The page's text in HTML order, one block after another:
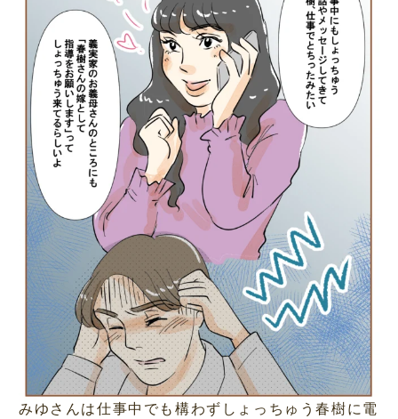
みゆさんは仕事中でも構わずしょっちゅう春樹に電